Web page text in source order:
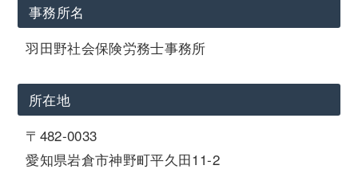
事務所名
羽田野社会保険労務士事務所
所在地
〒482-0033
愛知県岩倉市神野町平久田11-2